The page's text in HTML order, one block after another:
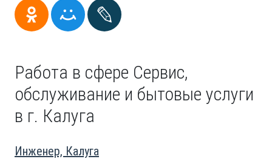
Работа в сфере Сервис,
обслуживание и бытовые услуги
в г. Калуга
Инженер, Калуга